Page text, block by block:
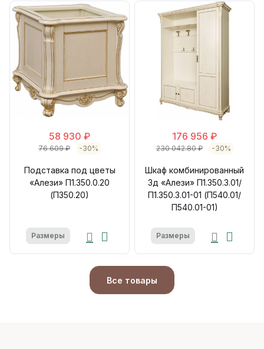
58 930 ₽
76 609 ₽ -30%
Подставка под цветы
«Алези» П1.350.0.20
(П350.20)
Размеры
176 956 ₽
230 042.80 ₽ -30%
Шкаф комбинированный
3д «Алези» П1.350.3.01/
П1.350.3.01-01 (П540.01/
П540.01-01)
Размеры
Все товары